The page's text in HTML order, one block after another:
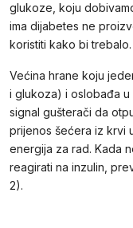
glukoze, koju
ima dijabetes ne
koristiti kako bi trebalo.
Većina hrane koju
i glukoza) i oslobađa
signal gušterači da
prijenos šećera iz krvi
energija za rad. Kada
reagirati na inzulin,
2).